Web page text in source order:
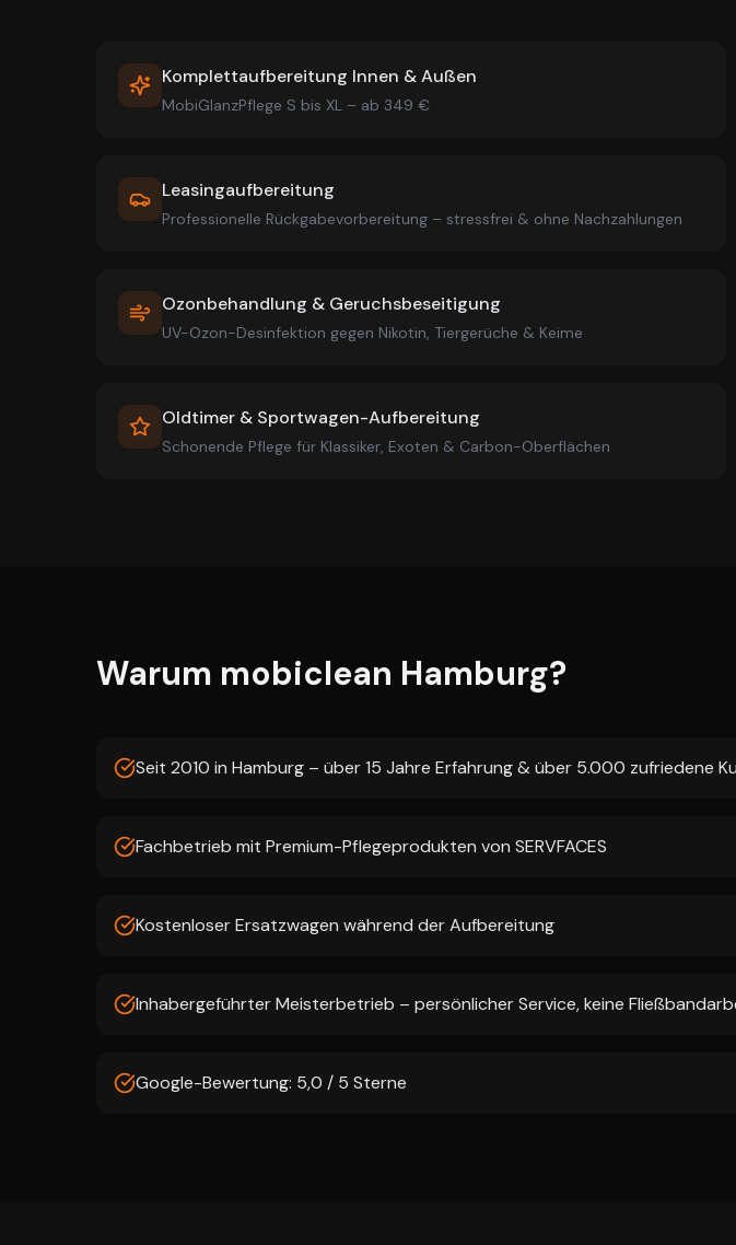
Komplettaufbereitung Innen & Außen
MobiGlanzPflege S bis XL – ab 349 €
Leasingaufbereitung
Professionelle Rückgabevorbereitung – stressfrei & ohne Nachzahlungen
Ozonbehandlung & Geruchsbeseitigung
UV-Ozon-Desinfektion gegen Nikotin, Tiergerüche & Keime
Oldtimer & Sportwagen-Aufbereitung
Schonende Pflege für Klassiker, Exoten & Carbon-Oberflächen
Warum mobiclean Hamburg?
Seit 2010 in Hamburg – über 15 Jahre Erfahrung & über 5.000 zufriedene
Fachbetrieb mit Premium-Pflegeprodukten von SERVFACES
Kostenloser Ersatzwagen während der Aufbereitung
Inhabergeführter Meisterbetrieb – persönlicher Service, keine
Google-Bewertung: 5,0 / 5 Sterne